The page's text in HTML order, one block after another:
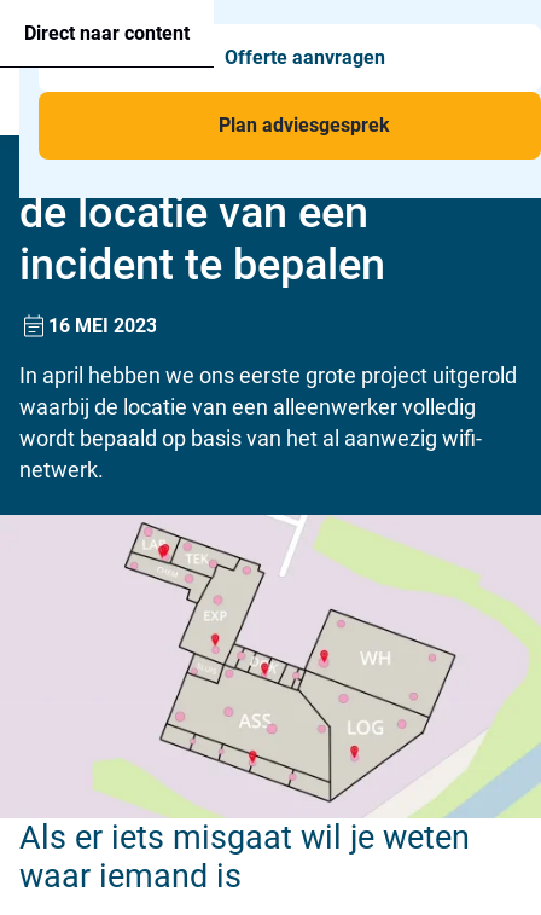
Direct naar content
Menu
Agressie alarmering
Man-down & BHV Alarmering
Voor wie
Toepassingen
Offerte aanvragen
Plan adviesgesprek
Wifi-netwerk gebruikt om
de locatie van een
incident te bepalen
16 MEI 2023
In april hebben we ons eerste grote project uitgerold
waarbij de locatie van een alleenwerker volledig
wordt bepaald op basis van het al aanwezig wifi-
netwerk.
Als er iets misgaat wil je weten
waar iemand is